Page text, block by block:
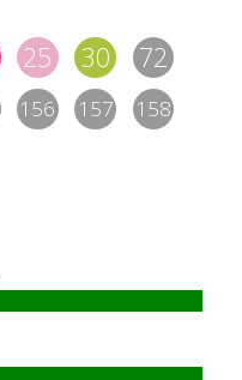
25 30 72
156 157
158